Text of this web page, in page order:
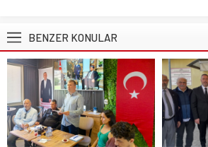
BENZER KONULAR